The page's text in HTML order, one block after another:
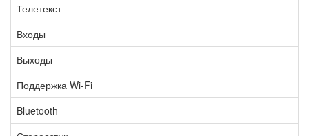
Телетекст
Входы
Выходы
Поддержка Wi-Fi
Bluetooth